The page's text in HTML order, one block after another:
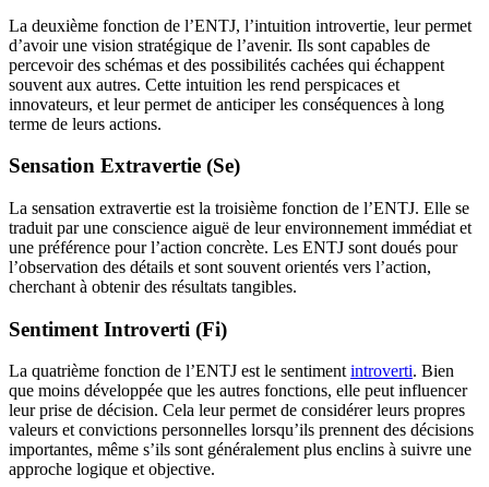
La deuxième fonction de l’ENTJ, l’intuition introvertie, leur permet
d’avoir une vision stratégique de l’avenir. Ils sont capables de
percevoir des schémas et des possibilités cachées qui échappent
souvent aux autres. Cette intuition les rend perspicaces et
innovateurs, et leur permet de anticiper les conséquences à long
terme de leurs actions.
Sensation Extravertie (Se)
La sensation extravertie est la troisième fonction de l’ENTJ. Elle se
traduit par une conscience aiguë de leur environnement immédiat et
une préférence pour l’action concrète. Les ENTJ sont doués pour
l’observation des détails et sont souvent orientés vers l’action,
cherchant à obtenir des résultats tangibles.
Sentiment Introverti (Fi)
La quatrième fonction de l’ENTJ est le sentimentintroverti. Bien
que moins développée que les autres fonctions, elle peut influencer
leur prise de décision. Cela leur permet de considérer leurs propres
valeurs et convictions personnelles lorsqu’ils prennent des décisions
importantes, même s’ils sont généralement plus enclins à suivre une
approche logique et objective.